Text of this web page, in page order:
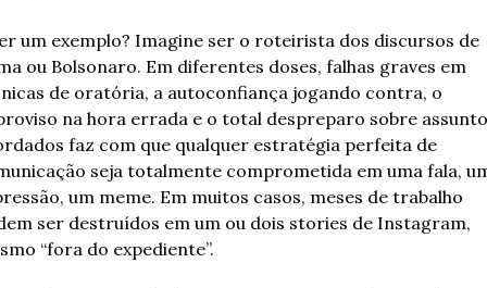
um exemplo? Imagine ser o roteirista dos discursos de
ou Bolsonaro. Em diferentes doses, falhas graves em
de oratória, a autoconfiança jogando contra, o
na hora errada e o total despreparo sobre
faz com que qualquer estratégia perfeita de
seja totalmente comprometida em uma fala,
um meme. Em muitos casos, meses de trabalho
ser destruídos em um ou dois stories de Instagram,
“fora do expediente”.